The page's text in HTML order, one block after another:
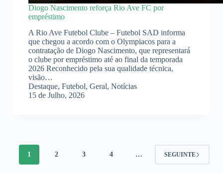
Diogo Nascimento reforça Rio Ave FC por
empréstimo
A Rio Ave Futebol Clube – Futebol SAD informa
que chegou a acordo com o Olympiacos para a
contratação de Diogo Nascimento, que representará
o clube por empréstimo até ao final da temporada
2026 Reconhecido pela sua qualidade técnica,
visão…
Destaque, Futebol, Geral, Notícias
15 de Julho, 2026
1 2 3 4 … SEGUINTE